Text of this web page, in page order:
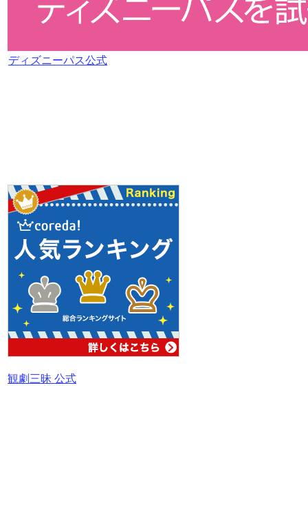
ディズニーパス公式
観劇三昧 公式